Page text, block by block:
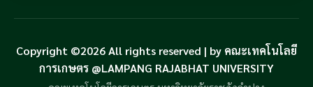
Copyright ©2026 All rights reserved | by คณะเทคโนโลยี
การเกษตร @LAMPANG RAJABHAT UNIVERSITY